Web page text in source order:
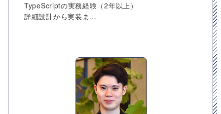
TypeScriptの実務経験（2年以上）
詳細設計から実装ま...